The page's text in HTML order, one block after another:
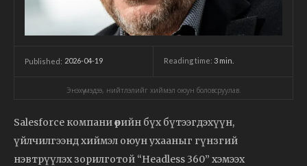
Published: 2026-04-19 Reading time: 3 min.
Энэхүү мэдээ, нийтлэлийг хиймэл оюун боловсруулав.
Salesforce компани өөрийн бүх бүтээгдэхүүн,
үйлчилгээнд хиймэл оюун ухааныг гүнзгий
нэвтрүүлэх зорилготой “Headless 360” хэмээх